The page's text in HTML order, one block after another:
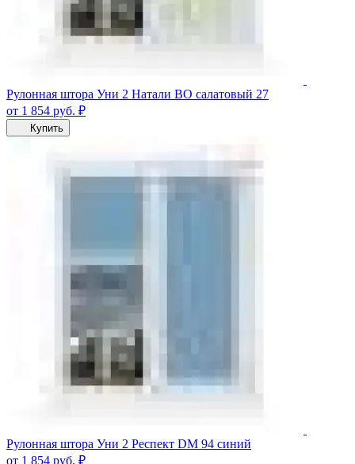
Рулонная штора Уни 2 Натали ВО салатовый 27
от 1 854 руб. ₽
Купить
Рулонная штора Уни 2 Респект DM 94 синий
от 1 854 руб. ₽